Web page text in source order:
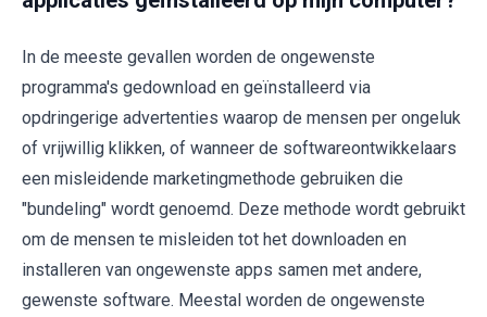
In de meeste gevallen worden de ongewenste
programma's gedownload en geïnstalleerd via
opdringerige advertenties waarop de mensen per ongeluk
of vrijwillig klikken, of wanneer de softwareontwikkelaars
een misleidende marketingmethode gebruiken die
"bundeling" wordt genoemd. Deze methode wordt gebruikt
om de mensen te misleiden tot het downloaden en
installeren van ongewenste apps samen met andere,
gewenste software. Meestal worden de ongewenste